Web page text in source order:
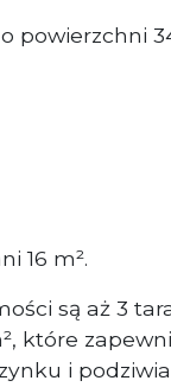
powierzchni
16 m².
są aż 3
które
i